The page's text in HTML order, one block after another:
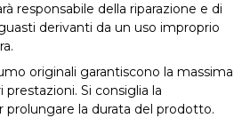
responsabile della riparazione e di
derivanti da un uso improprio
originali garantiscono la massima
Si consiglia la
la durata del prodotto.